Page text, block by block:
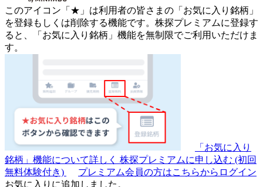
このアイコン 「★」 は利用者の皆さまの 「お気に入り銘柄」
を登録もしくは削除する機能です。 株探プレミアムに登録す
ると、「お気に入り銘柄」機能を無制限でご利用いただけま
す。
「お気に入り
銘柄」機能について詳しく 株探プレミアムに申し込む (初回
無料体験付き)
プレミアム会員の方はこちらからログイン
お気に入りに追加しました。